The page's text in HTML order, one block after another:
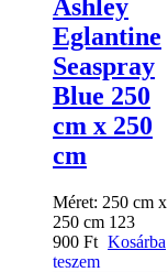
Ashley
Eglantine
Seaspray
Blue 250
cm x 250
cm
Méret: 250 cm x
250 cm 123
900 Ft Kosárba
teszem